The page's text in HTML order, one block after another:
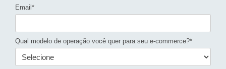
Email*
Qual modelo de operação você quer para seu e-commerce?*